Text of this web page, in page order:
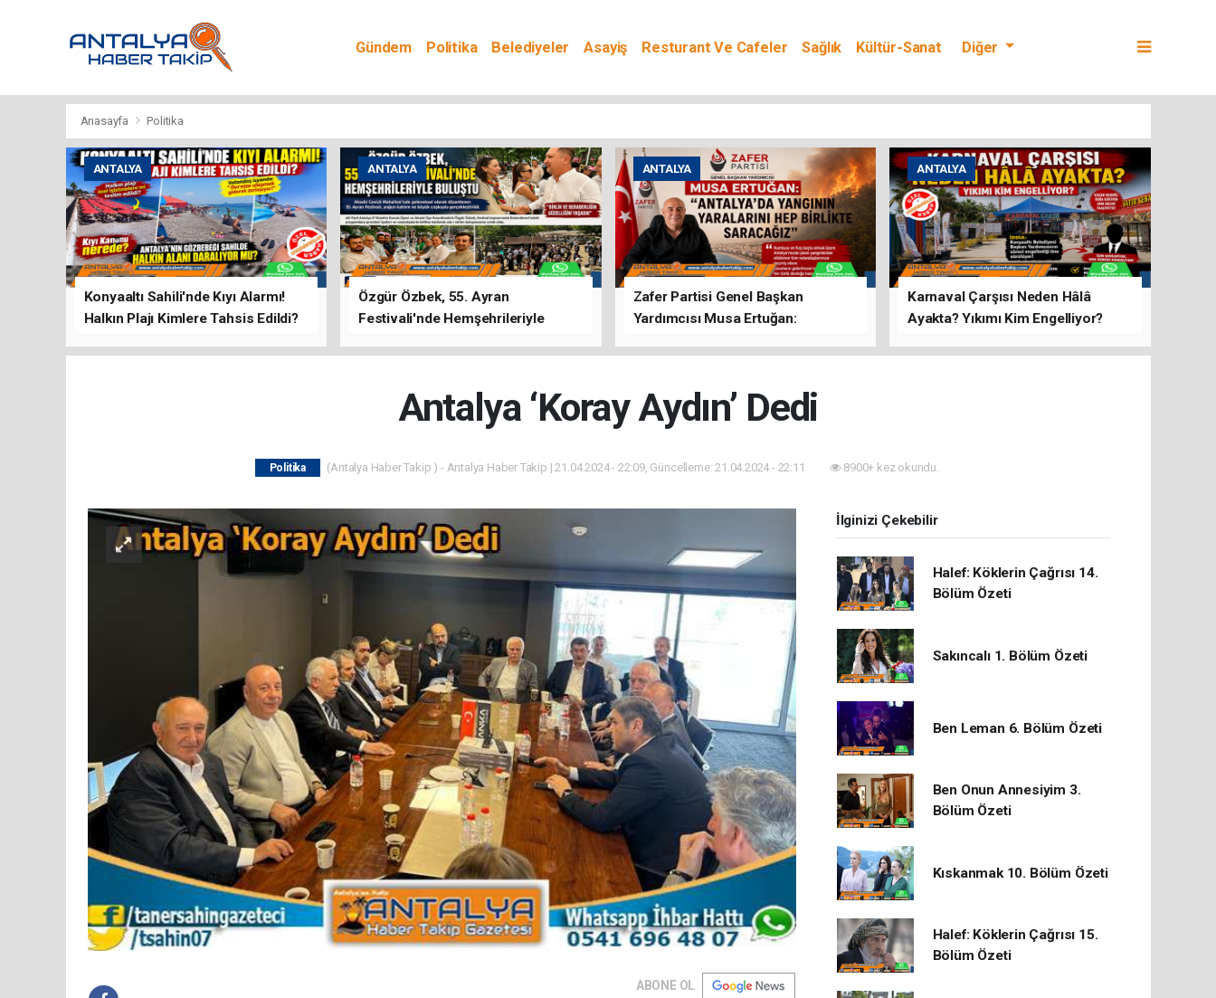
Gündem Politika Belediyeler Asayiş Resturant Ve Cafeler Sağlık
Kültür-Sanat
Diğer
Anasayfa Politika
ANTALYA
Konyaaltı Sahili'nde Kıyı Alarmı!
Halkın Plajı Kimlere Tahsis Edildi?
ANTALYA
Özgür Özbek, 55. Ayran
Festivali'nde Hemşehrileriyle
ANTALYA
Zafer Partisi Genel Başkan
Yardımcısı Musa Ertuğan:
ANTALYA
Karnaval Çarşısı Neden Hâlâ
Ayakta? Yıkımı Kim Engelliyor?
Antalya ‘Koray Aydın’ Dedi
Politika (Antalya Haber Takip ) - Antalya Haber Takip | 21.04.2024 - 22:09, Güncelleme: 21.04.2024 - 22:11 8900+ kez okundu.
ABONE OL
İlginizi Çekebilir
Halef: Köklerin Çağrısı 14.
Bölüm Özeti
Sakıncalı 1. Bölüm Özeti
Ben Leman 6. Bölüm Özeti
Ben Onun Annesiyim 3.
Bölüm Özeti
Kıskanmak 10. Bölüm Özeti
Halef: Köklerin Çağrısı 15.
Bölüm Özeti